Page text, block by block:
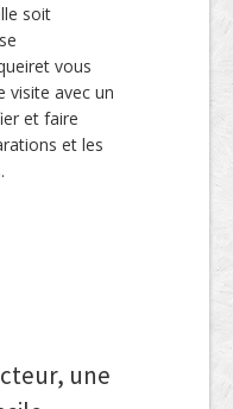
soit
vous
visite avec un
et faire
et les
une